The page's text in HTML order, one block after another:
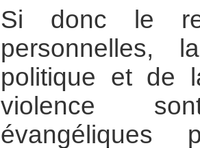
Si donc le
personnelles,
politique et de
violence
évangéliques